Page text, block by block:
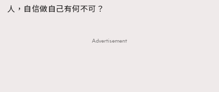
人，自信做自己有何不可？
Advertisement